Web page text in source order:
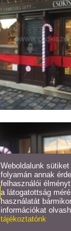
Weboldalunk
folyamán annak
felhasználói
a látogatottság
használatát
információkat
tájékoztatónk